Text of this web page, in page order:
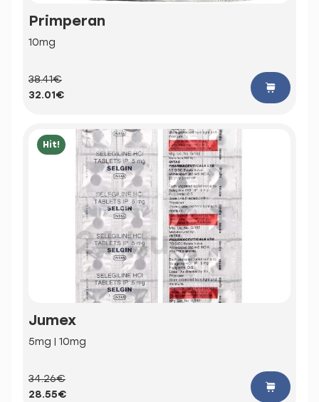
Primperan
10mg
38.41€
32.01€
Hit!
Jumex
5mg | 10mg
34.26€
28.55€